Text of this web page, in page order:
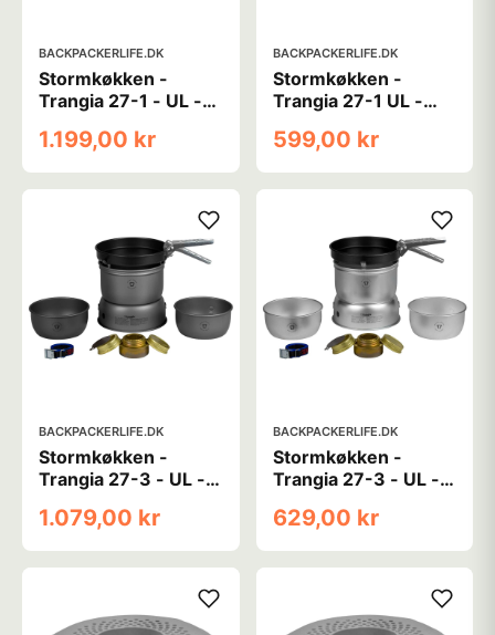
BACKPACKERLIFE.DK
Stormkøkken -
Trangia 27-1 - UL -
- 1-2 personer
1.199,00 kr
BACKPACKERLIFE.DK
Stormkøkken -
Trangia 27-1 UL -
- 1-2 personer
599,00 kr
BACKPACKERLIFE.DK
Stormkøkken -
Trangia 27-3 - UL -
- 1-2 personer
1.079,00 kr
BACKPACKERLIFE.DK
Stormkøkken -
Trangia 27-3 - UL -
nonstick - 1-2
personer
629,00 kr